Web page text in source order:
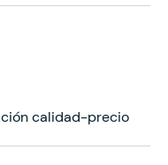
calidad-precio